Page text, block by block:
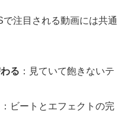
注目される動画には共通
る ：見ていて飽きないテ
：ビートとエフェクトの完